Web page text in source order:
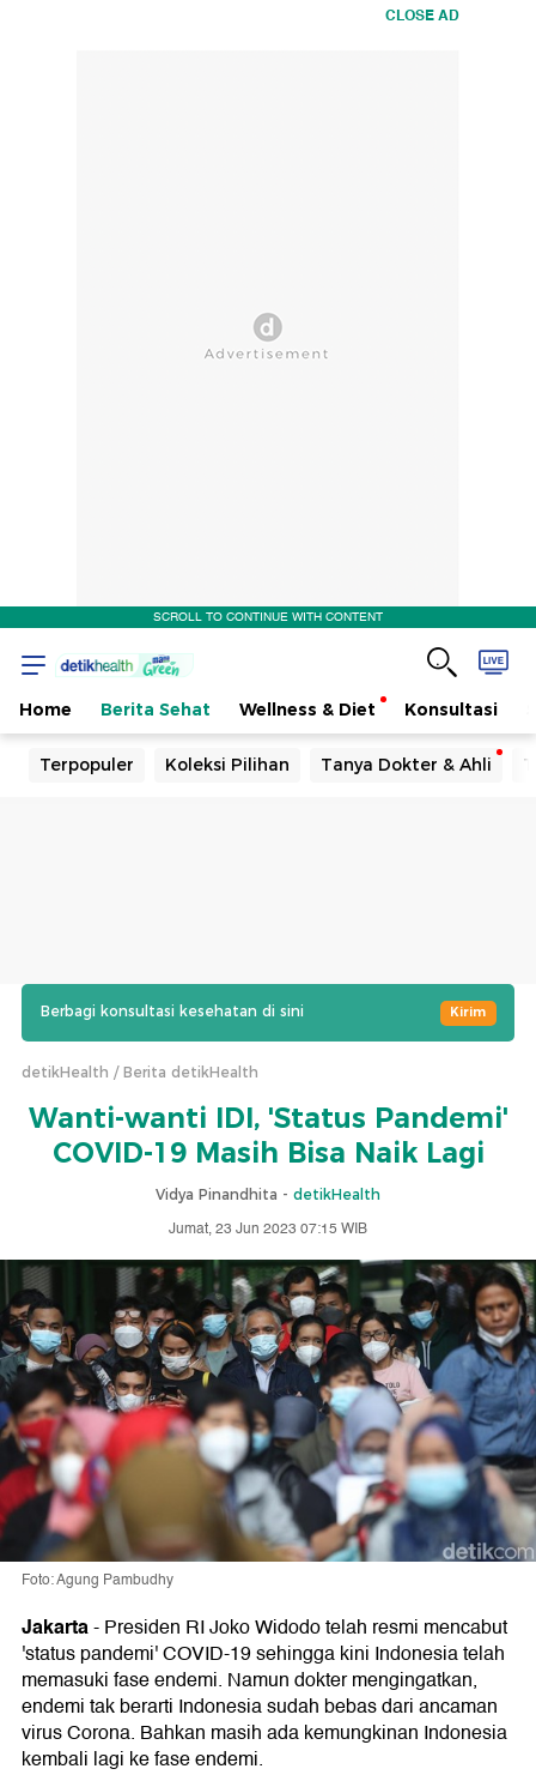
CLOSE AD
SCROLL TO CONTINUE WITH CONTENT
Home Berita Sehat Wellness & Diet Konsultasi
Terpopuler Koleksi Pilihan Tanya Dokter & Ahli
Berbagi konsultasi kesehatan di sini Kirim
detikHealth Berita detikHealth
Wanti-wanti IDI, 'Status Pandemi'
COVID-19 Masih Bisa Naik Lagi
Vidya Pinandhita - detikHealth
Jumat, 23 Jun 2023 07:15 WIB
Foto: Agung Pambudhy
Jakarta-Presiden RI Joko Widodo telah resmi mencabut
'status pandemi' COVID-19 sehingga kini Indonesia telah
memasuki fase endemi. Namun dokter mengingatkan,
endemi tak berarti Indonesia sudah bebas dari ancaman
virus Corona. Bahkan masih ada kemungkinan Indonesia
kembali lagi ke fase endemi.